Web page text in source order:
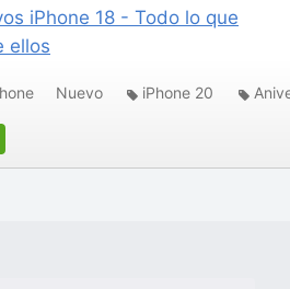
iPhone 18 - Todo lo que
ellos
Nuevo iPhone 20